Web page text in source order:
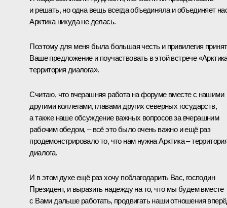
и решать, но одна вещь всегда объединяла и объединяет
Арктика никуда не делась.
Поэтому для меня была большая честь и привилегия
Ваше предложение и поучаствовать в этой встрече
территория диалога».
Считаю, что вчерашняя работа на форуме вместе с нашими
другими коллегами, главами других северных государств,
а также наше обсуждение важных вопросов за вчерашним
рабочим обедом, – всё это было очень важно и ещё раз
продемонстрировало то, что нам нужна Арктика –
диалога.
И в этом духе ещё раз хочу поблагодарить Вас, господин
Президент, и выразить надежду на то, что мы будем вместе
с Вами дальше работать, продвигать наши отношения